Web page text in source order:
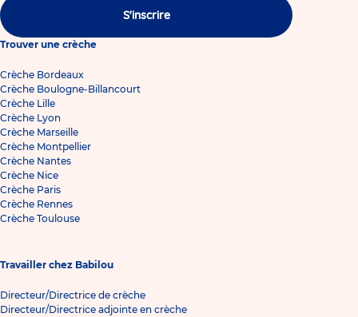
S'inscrire
Trouver une crèche
Crèche Bordeaux
Crèche Boulogne-Billancourt
Crèche Lille
Crèche Lyon
Crèche Marseille
Crèche Montpellier
Crèche Nantes
Crèche Nice
Crèche Paris
Crèche Rennes
Crèche Toulouse
Travailler chez Babilou
Directeur/Directrice de crèche
Directeur/Directrice adjointe en crèche